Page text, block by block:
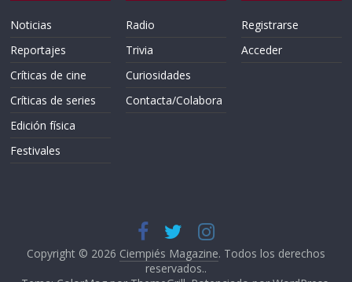
Noticias
Reportajes
Críticas de cine
Críticas de series
Edición física
Festivales
Radio
Trivia
Curiosidades
Contacta/Colabora
Registrarse
Acceder
Copyright © 2026 Ciempiés Magazine. Todos los derechos
reservados..